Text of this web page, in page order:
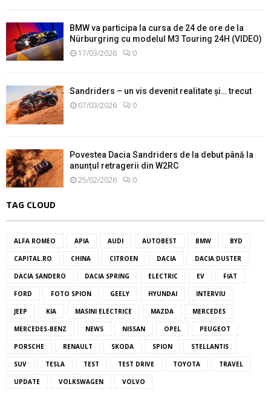
BMW va participa la cursa de 24 de ore de la
Nürburgring cu modelul M3 Touring 24H (VIDEO)
17/03/2026 0
Sandriders – un vis devenit realitate și… trecut
07/03/2026 0
Povestea Dacia Sandriders de la debut până la
anunțul retragerii din W2RC
25/02/2026 0
TAG CLOUD
ALFA ROMEO APIA AUDI AUTOBEST BMW BYD
CAPITAL.RO CHINA CITROEN DACIA DACIA DUSTER
DACIA SANDERO DACIA SPRING ELECTRIC EV FIAT
FORD FOTO SPION GEELY HYUNDAI INTERVIU
JEEP KIA MASINI ELECTRICE MAZDA MERCEDES
MERCEDES-BENZ NEWS NISSAN OPEL PEUGEOT
PORSCHE RENAULT SKODA SPION STELLANTIS
SUV TESLA TEST TEST DRIVE TOYOTA TRAVEL
UPDATE VOLKSWAGEN VOLVO